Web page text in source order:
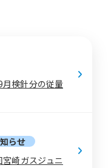
検針分の従量
らせ
崎ガスジュニ